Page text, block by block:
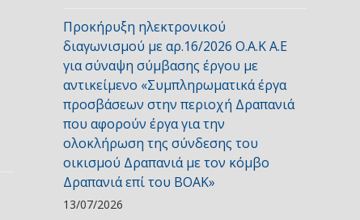
Προκήρυξη ηλεκτρονικού
διαγωνισμού με αρ.16/2026 Ο.Α.Κ Α.Ε
για σύναψη σύμβασης έργου με
αντικείμενο «Συμπληρωματικά έργα
προσβάσεων στην περιοχή Δραπανιά
που αφορούν έργα για την
ολοκλήρωση της σύνδεσης του
οικισμού Δραπανιά με τον κόμβο
Δραπανιά επί του ΒΟΑΚ»
13/07/2026